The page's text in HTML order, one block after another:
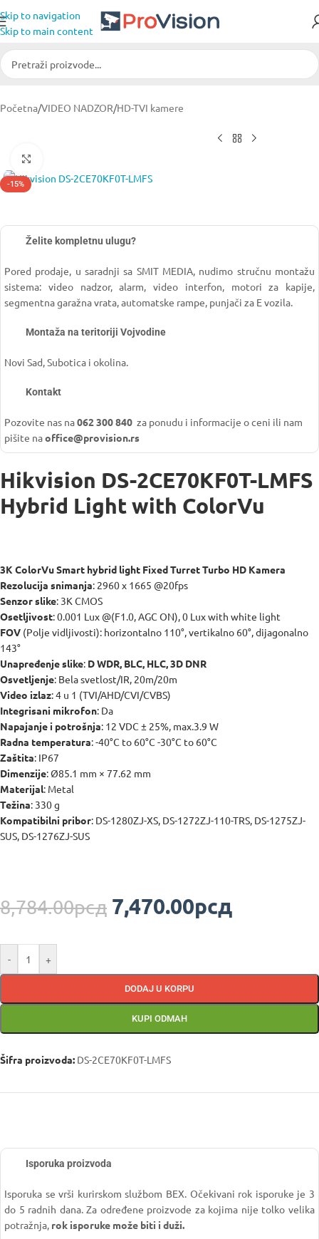
Skip to navigation
Skip to main content
Početna/VIDEO NADZOR/HD-TVI kamere
-15%
Želite kompletnu ulugu?
Pored prodaje, u saradnji sa SMIT MEDIA, nudimo stručnu montažu
sistema: video nadzor, alarm, video interfon, motori za kapije,
segmentna garažna vrata, automatske rampe, punjači za E vozila.
Montaža na teritoriji Vojvodine
Novi Sad, Subotica i okolina.
Kontakt
Pozovite nas na062 300 840 za ponudu i informacije o ceni ili nam
pišite naoffice@provision.rs
Hikvision DS-2CE70KF0T-LMFS
Hybrid Light with ColorVu
3K ColorVu Smart hybrid light Fixed Turret Turbo HD Kamera
Rezolucija snimanja: 2960 x 1665 @20fps
Senzor slike: 3K CMOS
Osetljivost: 0.001 Lux @(F1.0, AGC ON), 0 Lux with white light
FOV (Polje vidljivosti): horizontalno 110°, vertikalno 60°, dijagonalno
143°
Unapređenje slike: D WDR, BLC, HLC, 3D DNR
Osvetljenje: Bela svetlost/IR, 20m/20m
Video izlaz: 4 u 1 (TVI/AHD/CVI/CVBS)
Integrisani mikrofon: Da
Napajanje i potrošnja: 12 VDC ± 25%, max.3.9 W
Radna temperatura: -40°C to 60°C -30°C to 60°C
Zaštita: IP67
Dimenzije: Ø85.1 mm × 77.62 mm
Materijal: Metal
Težina: 330 g
Kompatibilni pribor: DS-1280ZJ-XS, DS-1272ZJ-110-TRS, DS-1275ZJ-
SUS, DS-1276ZJ-SUS
8,784.00рсд 7,470.00рсд
- +
DODAJ U KORPU
KUPI ODMAH
Šifra proizvoda: DS-2CE70KF0T-LMFS
Isporuka proizvoda
Isporuka se vrši kurirskom službom BEX. Očekivani rok isporuke je 3
do 5 radnih dana. Za određene proizvode za kojima nije tolko velika
potražnja, rok isporuke može biti i duži.